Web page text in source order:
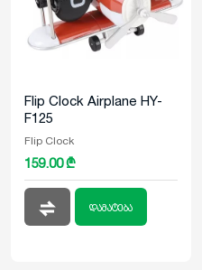
Flip Clock Airplane HY-
F125
Flip Clock
159.00 ₾
დამატება